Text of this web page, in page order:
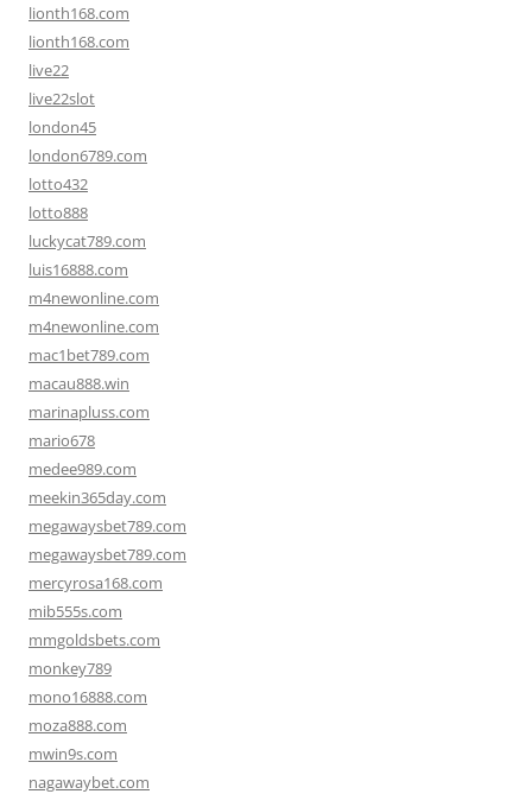
lionth168.com
lionth168.com
live22
live22slot
london45
london6789.com
lotto432
lotto888
luckycat789.com
luis16888.com
m4newonline.com
m4newonline.com
mac1bet789.com
macau888.win
marinapluss.com
mario678
medee989.com
meekin365day.com
megawaysbet789.com
megawaysbet789.com
mercyrosa168.com
mib555s.com
mmgoldsbets.com
monkey789
mono16888.com
moza888.com
mwin9s.com
nagawaybet.com